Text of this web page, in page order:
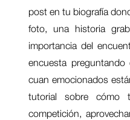
post en tu biografía
foto, una historia
importancia del
encuesta
cuan emocionados
tutorial sobre cómo
competición,